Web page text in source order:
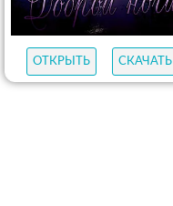
ОТКРЫТЬ СКАЧАТЬ